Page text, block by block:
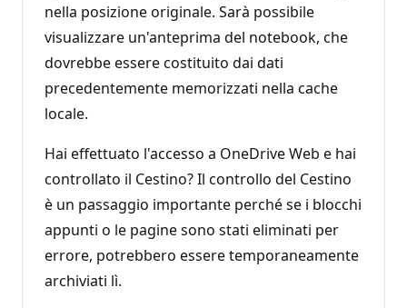
nella posizione originale. Sarà possibile
visualizzare un'anteprima del notebook, che
dovrebbe essere costituito dai dati
precedentemente memorizzati nella cache
locale.
Hai effettuato l'accesso a OneDrive Web e hai
controllato il Cestino? Il controllo del Cestino
è un passaggio importante perché se i blocchi
appunti o le pagine sono stati eliminati per
errore, potrebbero essere temporaneamente
archiviati lì.